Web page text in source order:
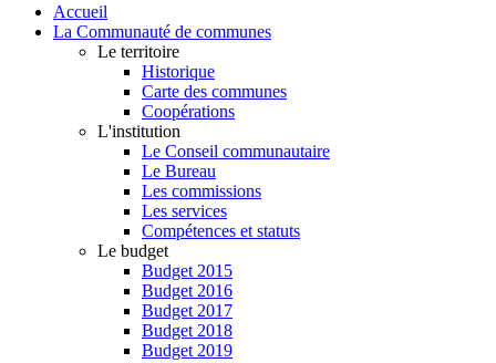
Accueil
La Communauté de communes
Le territoire
Historique
Carte des communes
Coopérations
L'institution
Le Conseil communautaire
Le Bureau
Les commissions
Les services
Compétences et statuts
Le budget
Budget 2015
Budget 2016
Budget 2017
Budget 2018
Budget 2019